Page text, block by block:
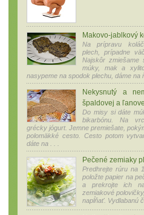
Makovo-jablkový
Na prípravu
plech, prípadne
Najskôr
múky, mak a
nasypeme na spodok plechu, dáme na
Nekysnutý a
špaldovej a
Do misy si dáte
bikarbónu. Na
grécky jógurt. Jemne premiešate,
polomäkké cesto. Cesto potom
dáte na . . .
Pečené zemiaky
Predhrejte rúru na
položte papier na
a prekrojte ich
zemiakové
napĺňať. Vydlabanú